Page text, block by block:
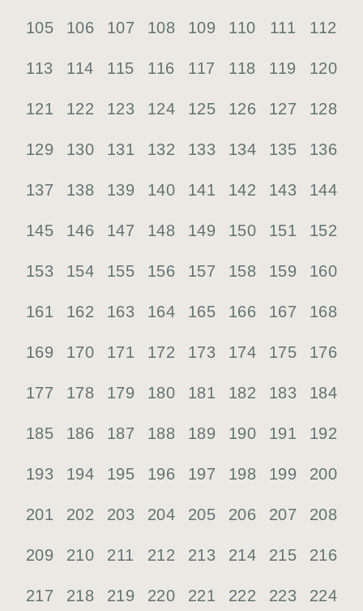
105 106 107 108 109 110 111 112
113 114 115 116 117 118 119 120
121 122 123 124 125 126 127 128
129 130 131 132 133 134 135 136
137 138 139 140 141 142 143 144
145 146 147 148 149 150 151 152
153 154 155 156 157 158 159 160
161 162 163 164 165 166 167 168
169 170 171 172 173 174 175 176
177 178 179 180 181 182 183 184
185 186 187 188 189 190 191 192
193 194 195 196 197 198 199 200
201 202 203 204 205 206 207 208
209 210 211 212 213 214 215 216
217 218 219 220 221 222 223 224